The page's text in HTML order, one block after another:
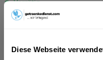
Diese Webseite
Vorrätig
MEHRWEG
In denWarenkorb